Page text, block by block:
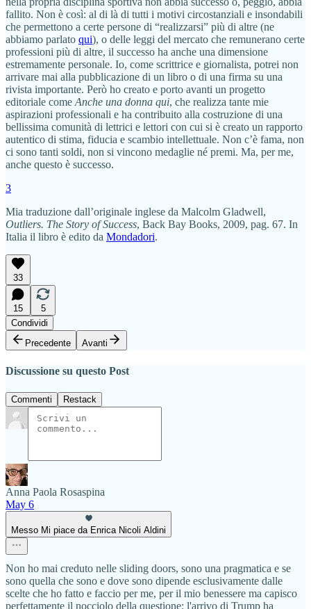
fallito. Non è così: al di là di tutti i motivi circostanziali e insondabili
che permettono a certe persone di “realizzarsi” più di altre (ne
abbiamo parlato qui), o delle leggi del mercato che remunerano certe
professioni più di altre, il successo ha anche una dimensione
estremamente personale. Io, come scrittrice e giornalista, potrei non
arrivare mai alla pubblicazione di un libro o di una firma su una
rivista importante. Però ho creato e porto avanti un progetto
editoriale come Anche una donna qui, che realizza tante mie
aspirazioni professionali e ha contribuito alla costruzione di una
bellissima comunità di lettrici e lettori con cui si è creato un rapporto
autentico di stima, fiducia e scambio intellettuale. Non c’è fama, non
ci sono tanti soldi, non si vincono medaglie né premi. Ma, per me,
anche questo è successo.
3
Mia traduzione dall’originale inglese da Malcolm Gladwell,
Outliers. The Story of Success, Back Bay Books, 2009, pag. 67. In
Italia il libro è edito da Mondadori.
33
15
5
Condividi
Precedente
Avanti
Discussione su questo Post
Commenti Restack
Anna Paola Rosaspina
May 6
Messo Mi piace da Enrica Nicoli Aldini
Non ho mai creduto nelle sliding doors, sono una pragmatica e se
sono quella che sono e dove sono dipende esclusivamente dalle
scelte che ho fatto e faccio per me, per il mio benessere ma capisco
perfettamente il nocciolo della questione: l'arrivo di Trump ha